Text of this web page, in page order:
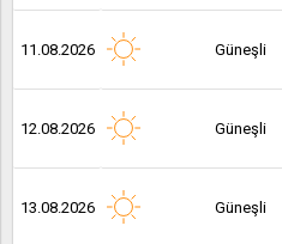
11.08.2026 Güneşli
12.08.2026 Güneşli
13.08.2026 Güneşli